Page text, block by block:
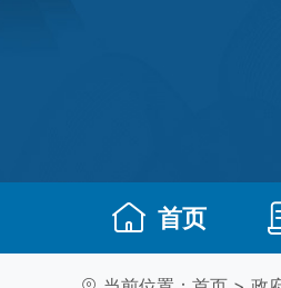
首页